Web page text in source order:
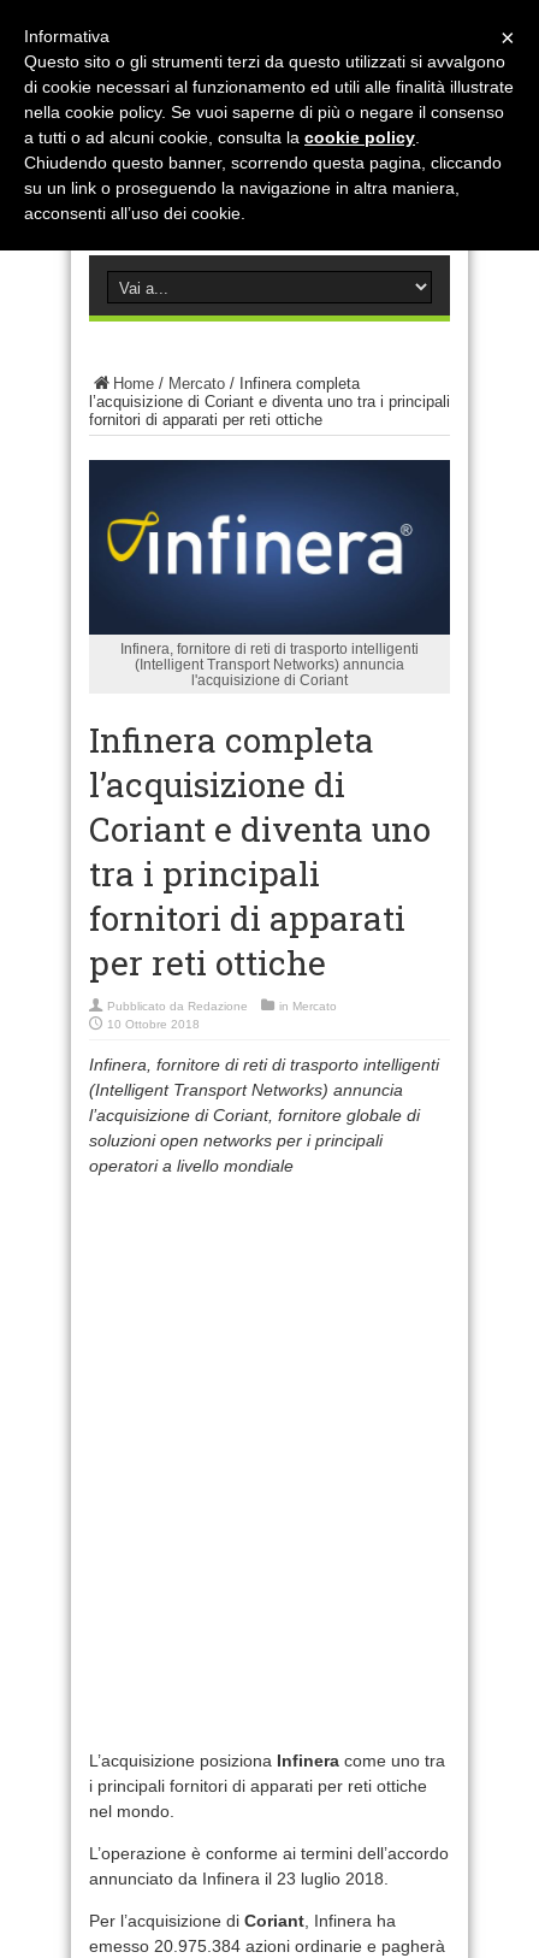
Home / Mercato / Infinera completa
l’acquisizione di Coriant e diventa uno tra i principali
fornitori di apparati per reti ottiche
Infinera, fornitore di reti di trasporto intelligenti
(Intelligent Transport Networks) annuncia
l'acquisizione di Coriant
Infinera completa
l’acquisizione di
Coriant e diventa uno
tra i principali
fornitori di apparati
per reti ottiche
Pubblicato da Redazione in Mercato
10 Ottobre 2018
Infinera, fornitore di reti di trasporto intelligenti
(Intelligent Transport Networks) annuncia
l’acquisizione di Coriant, fornitore globale di
soluzioni open networks per i principali
operatori a livello mondiale
L’acquisizione posiziona Infinera come uno tra
i principali fornitori di apparati per reti ottiche
nel mondo.
L’operazione è conforme ai termini dell’accordo
annunciato da Infinera il 23 luglio 2018.
Per l’acquisizione di Coriant , Infinera ha
emesso 20.975.384 azioni ordinarie e pagherà
×
Informativa
Questo sito o gli strumenti terzi da questo utilizzati si avvalgono
di cookie necessari al funzionamento ed utili alle finalità illustrate
nella cookie policy. Se vuoi saperne di più o negare il consenso
a tutti o ad alcuni cookie, consulta la cookie policy
Chiudendo questo banner, scorrendo questa pagina, cliccando
su un link o proseguendo la navigazione in altra maniera,
acconsenti all’uso dei cookie.